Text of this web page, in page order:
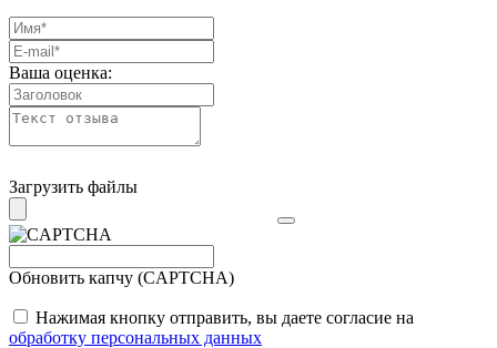
Ваша оценка:
Загрузить файлы
Обновить капчу (CAPTCHA)
Нажимая кнопку отправить, вы даете согласие на
обработку персональных данных